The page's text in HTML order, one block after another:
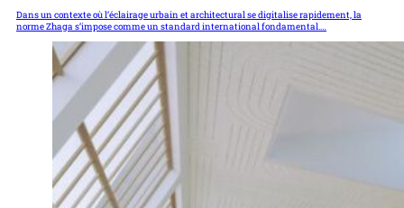
Dans un contexte où l’éclairage urbain et architectural se digitalise rapidement, la
norme Zhaga s’impose comme un standard international fondamental.…